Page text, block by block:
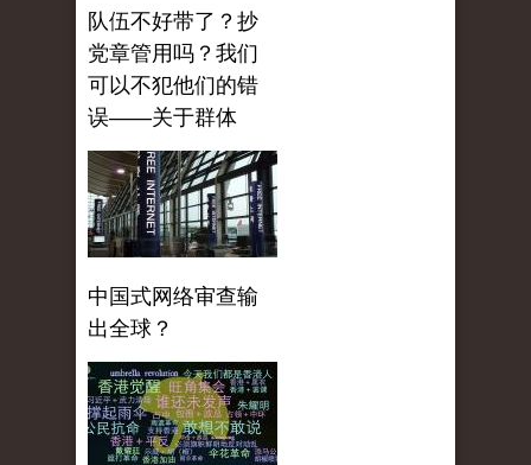
队伍不好带了？抄
党章管用吗？我们
可以不犯他们的错
误——关于群体
中国式网络审查输
出全球？